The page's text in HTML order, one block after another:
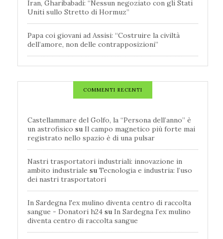
Iran, Gharibabadi: “Nessun negoziato con gli Stati
Uniti sullo Stretto di Hormuz”
Papa coi giovani ad Assisi: “Costruire la civiltà
dell’amore, non delle contrapposizioni”
COMMENTI RECENTI
Castellammare del Golfo, la “Persona dell’anno” è
un astrofisico su Il campo magnetico più forte mai
registrato nello spazio è di una pulsar
Nastri trasportatori industriali: innovazione in
ambito industriale su Tecnologia e industria: l’uso
dei nastri trasportatori
In Sardegna l'ex mulino diventa centro di raccolta
sangue - Donatori h24 su In Sardegna l’ex mulino
diventa centro di raccolta sangue